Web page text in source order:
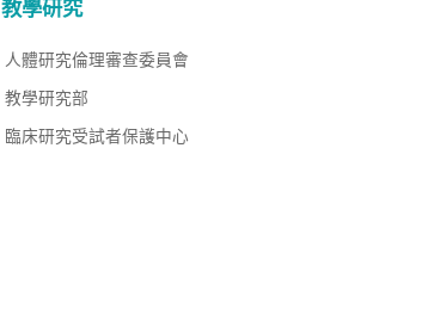
教學研究
人體研究倫理審查委員會
教學研究部
臨床研究受試者保護中心